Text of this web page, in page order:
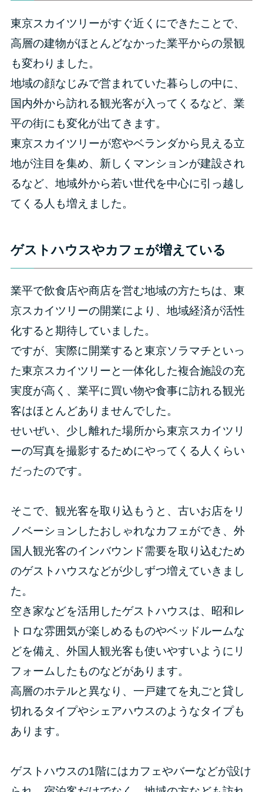
東京スカイツリーがすぐ近くにできたことで、
高層の建物がほとんどなかった業平からの景観
も変わりました。
地域の顔なじみで営まれていた暮らしの中に、
国内外から訪れる観光客が入ってくるなど、業
平の街にも変化が出てきます。
東京スカイツリーが窓やベランダから見える立
地が注目を集め、新しくマンションが建設され
るなど、地域外から若い世代を中心に引っ越し
てくる人も増えました。
ゲストハウスやカフェが増えている
業平で飲食店や商店を営む地域の方たちは、東
京スカイツリーの開業により、地域経済が活性
化すると期待していました。
ですが、実際に開業すると東京ソラマチといっ
た東京スカイツリーと一体化した複合施設の充
実度が高く、業平に買い物や食事に訪れる観光
客はほとんどありませんでした。
せいぜい、少し離れた場所から東京スカイツリ
ーの写真を撮影するためにやってくる人くらい
だったのです。
そこで、観光客を取り込もうと、古いお店をリ
ノベーションしたおしゃれなカフェができ、外
国人観光客のインバウンド需要を取り込むため
のゲストハウスなどが少しずつ増えていきまし
た。
空き家などを活用したゲストハウスは、昭和レ
トロな雰囲気が楽しめるものやベッドルームな
どを備え、外国人観光客も使いやすいようにリ
フォームしたものなどがあります。
高層のホテルと異なり、一戸建てを丸ごと貸し
切れるタイプやシェアハウスのようなタイプも
あります。
ゲストハウスの1階にはカフェやバーなどが設け